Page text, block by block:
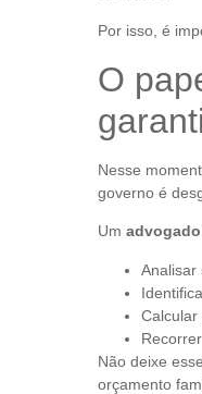
Por isso, é
O
Nesse
governo é
Um
Analisar
Calcular
Não deixe
orçamento